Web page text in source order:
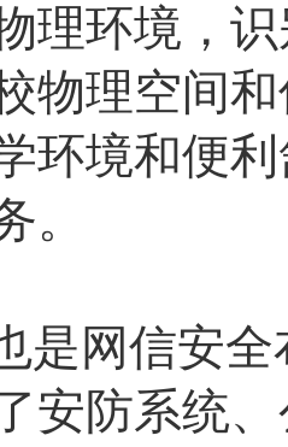
理环境，
物理空间
环境和便
。
是网信安
安防系统